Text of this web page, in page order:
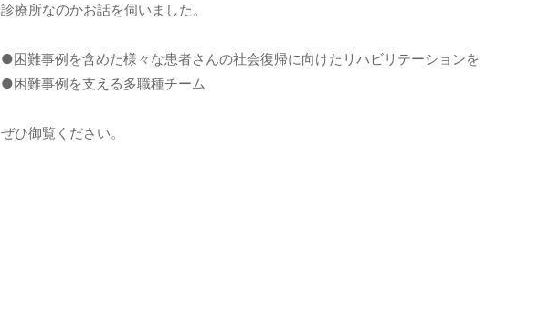
診療所なのかお話を伺いました。
●困難事例を含めた様々な患者さんの社会復帰に向けたリハビリテーションを
●困難事例を支える多職種チーム
ぜひ御覧ください。